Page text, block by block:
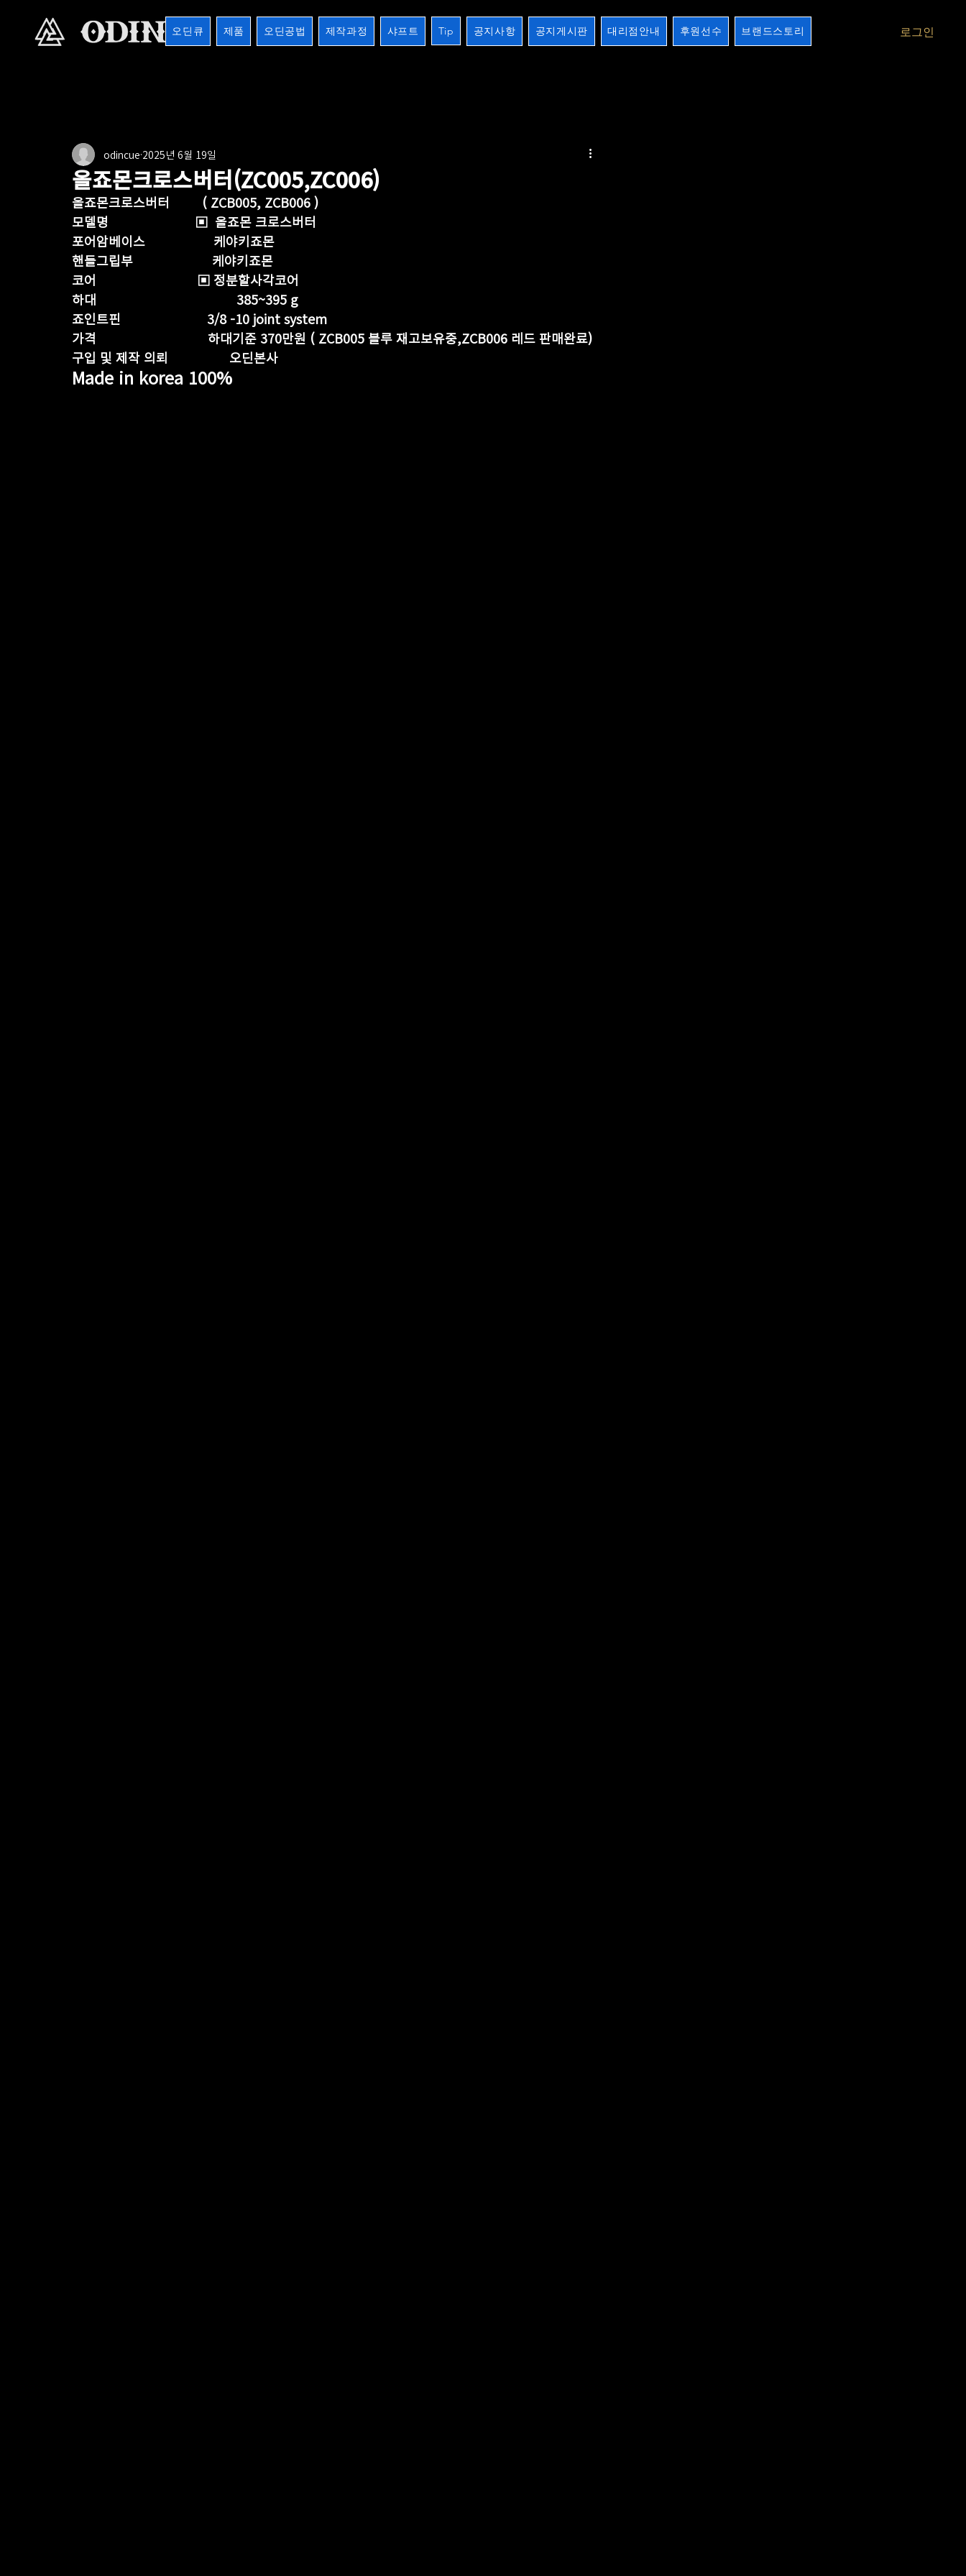
로그인
오딘큐 제품 오딘공법 제작과정 샤프트 Tip 공지사항 공지게시판 대리점안내 후원선수 브랜드스토리
8검시리즈 포켓큐시리즈 샤프트
올죠몬크로스버터(ZC005,ZC006)
odincue 2025년 6월 19일
올죠몬크로스버터         ( ZCB005, ZCB006 )
모델명                        ▣  올죠몬 크로스버터
포어암베이스                   케야키죠몬
핸들그립부                      케야키죠몬
코어                            ▣ 정분할사각코어
하대                                       385~395 g
죠인트핀                        3/8 -10 joint system
가격                               하대기준 370만원 ( ZCB005 블루 재고보유중,ZCB006 레드 판매완료)
구입 및 제작 의뢰                 오딘본사
Made in korea 100%